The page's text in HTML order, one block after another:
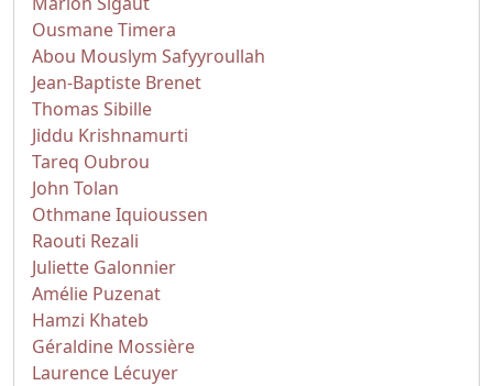
Ousmane Timera
Abou Mouslym Safyyroullah
Jean-Baptiste Brenet
Thomas Sibille
Jiddu Krishnamurti
Tareq Oubrou
John Tolan
Othmane Iquioussen
Raouti Rezali
Juliette Galonnier
Amélie Puzenat
Hamzi Khateb
Géraldine Mossière
Laurence Lécuyer